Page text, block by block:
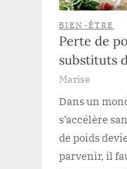
BIEN-ÊTRE
Perte de
substituts
Marise
Dans un
s’accélère
de poids
parvenir, il